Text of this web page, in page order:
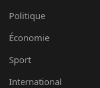
Politique
Économie
Sport
International